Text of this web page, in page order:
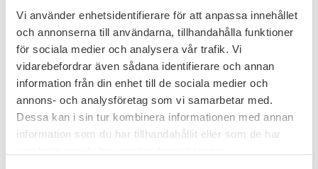
Vi använder enhetsidentifierare för att anpassa innehållet
och annonserna till användarna, tillhandahålla funktioner
för sociala medier och analysera vår trafik. Vi
vidarebefordrar även sådana identifierare och annan
information från din enhet till de sociala medier och
annons- och analysföretag som vi samarbetar med.
Dessa kan i sin tur kombinera informationen med annan
information som du har tillhandahållit eller som de har
NYHETSARKIV